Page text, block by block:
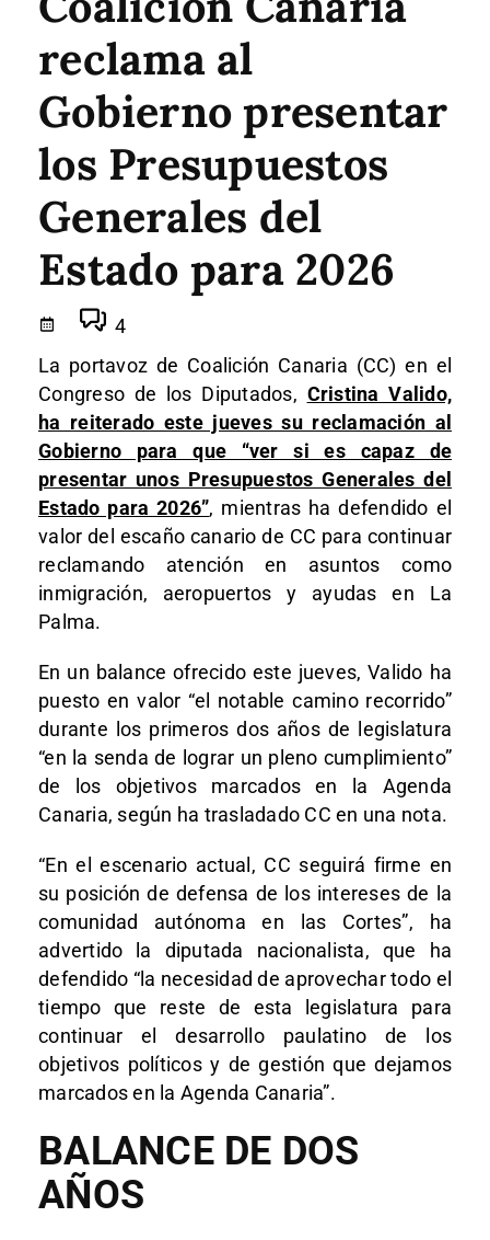
reclama al
Gobierno presentar
los Presupuestos
Generales del
Estado para 2026
4
La portavoz de Coalición Canaria (CC) en el
Congreso de los Diputados, Cristina Valido,
ha reiterado este jueves su reclamación al
Gobierno para que “ver si es capaz de
presentar unos Presupuestos Generales del
Estado para 2026”, mientras ha defendido el
valor del escaño canario de CC para continuar
reclamando atención en asuntos como
inmigración, aeropuertos y ayudas en La
Palma.
En un balance ofrecido este jueves, Valido ha
puesto en valor “el notable camino recorrido”
durante los primeros dos años de legislatura
“en la senda de lograr un pleno cumplimiento”
de los objetivos marcados en la Agenda
Canaria, según ha trasladado CC en una nota.
“En el escenario actual, CC seguirá firme en
su posición de defensa de los intereses de la
comunidad autónoma en las Cortes”, ha
advertido la diputada nacionalista, que ha
defendido “la necesidad de aprovechar todo el
tiempo que reste de esta legislatura para
continuar el desarrollo paulatino de los
objetivos políticos y de gestión que dejamos
marcados en la Agenda Canaria”.
BALANCE DE DOS
AÑOS